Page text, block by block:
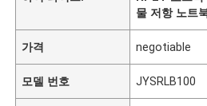
물 저항 노트
가격 negotiable
모델 번호 JYSRLB100